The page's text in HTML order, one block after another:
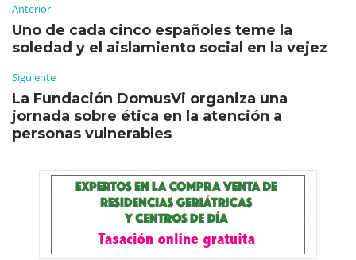
Anterior
Uno de cada cinco españoles teme la
soledad y el aislamiento social en la vejez
Siguiente
La Fundación DomusVi organiza una
jornada sobre ética en la atención a
personas vulnerables